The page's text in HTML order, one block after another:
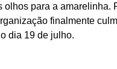
olhos para a amarelinha.
finalmente
dia 19 de julho.